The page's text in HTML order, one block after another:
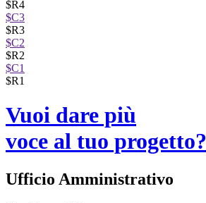
$R4
$C3
$R3
$C2
$R2
$C1
$R1
Vuoi dare più
voce al tuo progetto?
Ufficio Amministrativo